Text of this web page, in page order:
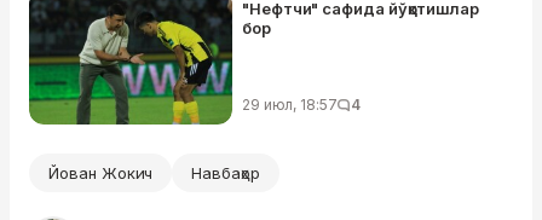
"Нефтчи" сафида йўқотишлар
бор
29 июл, 18:57 4
Йован Жокич Навбаҳор